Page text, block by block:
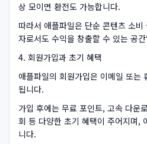
상 모이면 환전도 가능합니다.
따라서 애플파일은 단순 콘텐츠 소
자로서도 수익을 창출할 수 있는 공
4. 회원가입과 초기 혜택
애플파일의 회원가입은 이메일 또는
됩니다.
가입 후에는 무료 포인트, 고속 다운
회 등 다양한 초기 혜택이 주어지며,
니다.